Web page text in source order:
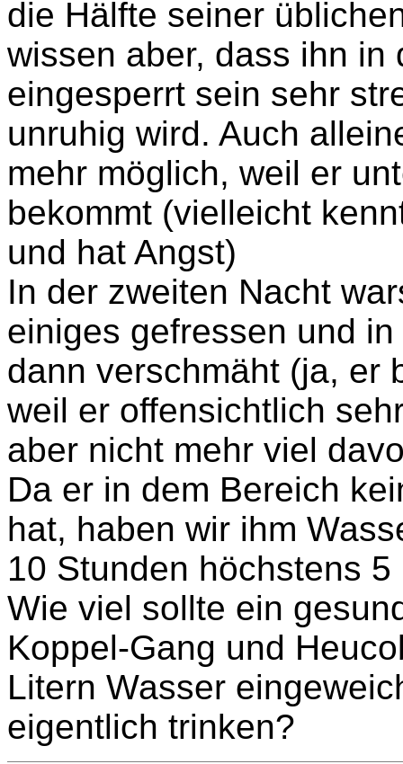
die Hälfte seiner
wissen aber, dass ihn in
eingesperrt sein sehr
unruhig wird. Auch
mehr möglich, weil er
bekommt (vielleicht
und hat Angst)
In der zweiten Nacht
einiges gefressen und
dann verschmäht (ja, er
weil er offensichtlich
aber nicht mehr viel
Da er in dem Bereich
hat, haben wir ihm
10 Stunden höchstens
Wie viel sollte ein
Koppel-Gang und
Litern Wasser
eigentlich trinken?